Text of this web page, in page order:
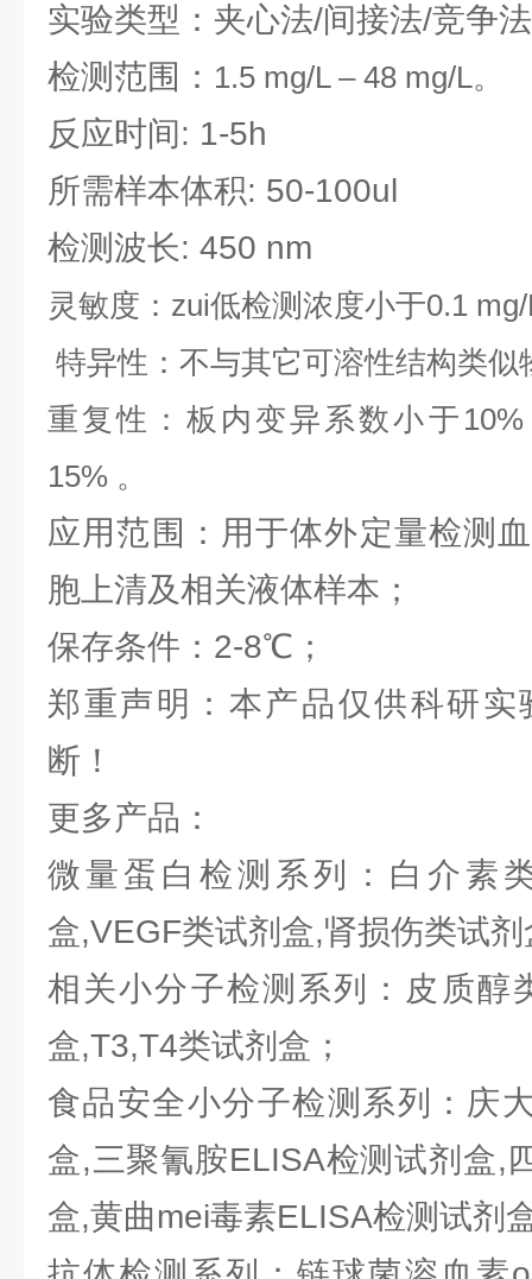
实验类型：夹心法/间接法/竞争
检测范围： 1.5 mg/L –48 mg/L。
反应时间: 1-5h
所需样本体积: 50-100ul
检测波长: 450 nm
灵敏度：zui低检测浓度小于0.1
特异性：不与其它可溶性结构类似
重复性：板内变异系数小于
15% 。
应用范围：用于体外定量检测
胞上清及相关液体样本；
保存条件：2-8℃；
郑重声明：本产品仅供科研
断！
更多产品：
微量蛋白检测系列：白介素
盒,VEGF类试剂盒,肾损伤类试剂
相关小分子检测系列：皮质醇
盒,T3,T4类试剂盒；
食品安全小分子检测系列：庆
盒,三聚氰胺ELISA检测试剂盒,
盒,黄曲mei毒素ELISA检测试剂